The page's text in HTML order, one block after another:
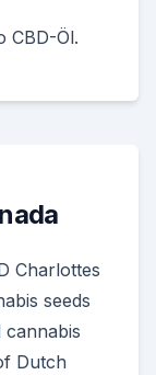
CBD-Öl.
Charlottes
seeds
cannabis
Dutch